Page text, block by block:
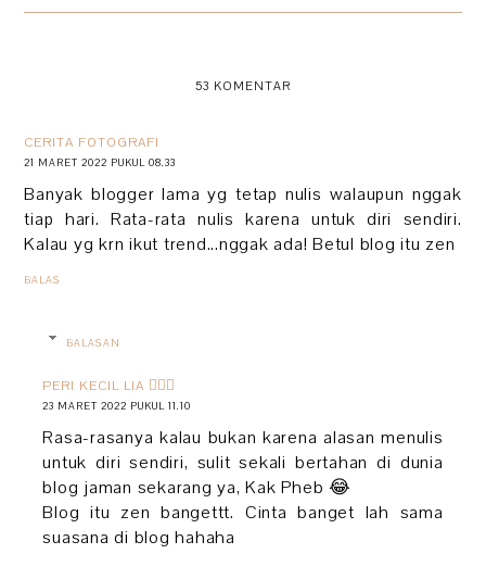
53 KOMENTAR
CERITA FOTOGRAFI
21 MARET 2022 PUKUL 08.33
Banyak blogger lama yg tetap nulis walaupun nggak
tiap hari. Rata-rata nulis karena untuk diri sendiri.
Kalau yg krn ikut trend...nggak ada! Betul blog itu zen
BALAS
BALASAN
PERI KECIL LIA 🧚🏻‍♀️
23 MARET 2022 PUKUL 11.10
Rasa-rasanya kalau bukan karena alasan menulis
untuk diri sendiri, sulit sekali bertahan di dunia
blog jaman sekarang ya, Kak Pheb 😂
Blog itu zen bangettt. Cinta banget lah sama
suasana di blog hahaha